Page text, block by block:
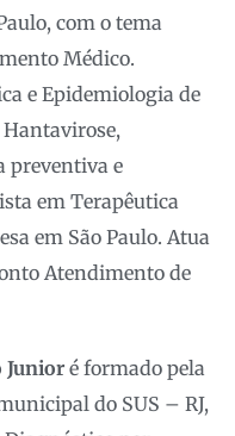
com o tema
Médico.
e Epidemiologia de
Hantavirose,
preventiva e
em Terapêutica
em São Paulo. Atua
Atendimento de
Junior é formado pela
do SUS – RJ,